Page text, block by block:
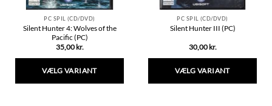
PC SPIL (CD/DVD)
Silent Hunter 4: Wolves of the
Pacific (PC)
35,00 kr.
VÆLG VARIANT
PC SPIL (CD/DVD)
Silent Hunter III (PC)
30,00 kr.
VÆLG VARIANT